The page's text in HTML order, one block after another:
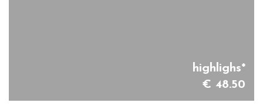
highlighs*
€ 48.50